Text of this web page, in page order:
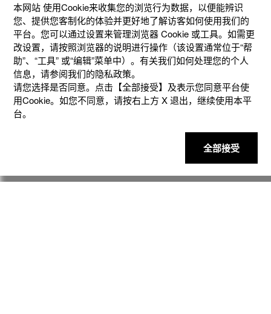
产品
客户支持
本网站 使⽤Cookie来收集您的浏览⾏为数据，以便能辨识
您、提供您客制化的体验并更好地了解访客如何使⽤我们的
平台。您可以通过设置来管理浏览器 Cookie 或⼯具。如需更
改设置，请按照浏览器的说明进⾏操作（该设置通常位于“帮
助”、“⼯具” 或“编辑”菜单中）。有关我们如何处理您的个⼈
信息，请参阅我们的隐私政策。
请您选择是否同意。点击【全部接受】及表示您同意平台使
用Cookie。如您不同意，请按右上⽅ X 退出，继续使⽤本平
台。
全部接受